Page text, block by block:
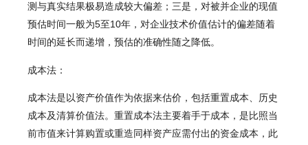
测与真实结果极易造成较大偏差；三是，对被并企业的现值
预估时间一般为5至10年，对企业技术价值估计的偏差随着
时间的延长而递增，预估的准确性随之降低。
成本法：
成本法是以资产价值作为依据来估价，包括重置成本、历史
成本及清算价值法。重置成本法主要着手于成本，是比照当
前市值来计算购置或重造同样资产应需付出的资金成本，此